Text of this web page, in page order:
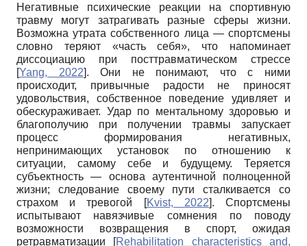
Негативные психические реакции на спортивную
травму могут затрагивать разные сферы жизни.
Возможна утрата собственного лица — спортсмены
словно теряют «часть себя», что напоминает
диссоциацию при посттравматическом стрессе
[Yang, 2022]. Они не понимают, что с ними
происходит, привычные радости не приносят
удовольствия, собственное поведение удивляет и
обескураживает. Удар по ментальному здоровью и
благополучию при получении травмы запускает
процесс формирования негативных,
непринимающих установок по отношению к
ситуации, самому себе и будущему. Теряется
субъектность — основа аутентичной полноценной
жизни; следование своему пути сталкивается со
страхом и тревогой
[Kvist, 2022]. Спортсмены
испытывают навязчивые сомнения по поводу
возможности возвращения в спорт, ожидая
ретравматизации [Rehabilitation characteristics and,